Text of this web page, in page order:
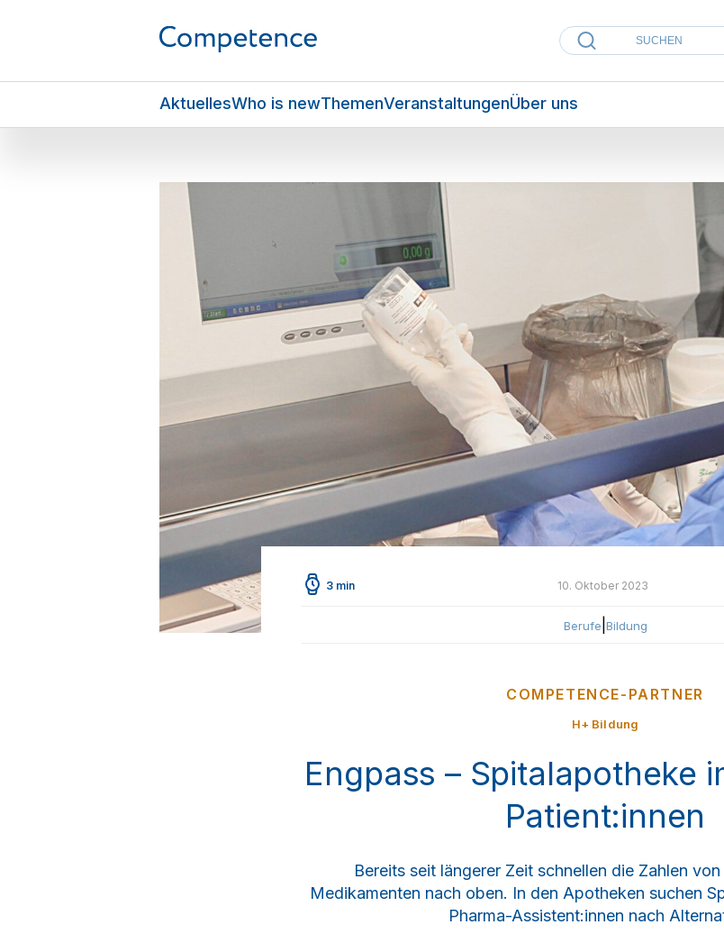
AktuellesWho is newThemenVeranstaltungenÜber uns
3 min 10. Oktober 2023
Berufe Bildung
COMPETENCE-PARTNER
H+ Bildung
Engpass – Spitalapotheke
Patient:innen
Bereits seit längerer Zeit schnellen die Zahlen
Medikamenten nach oben. In den Apotheken suchen
Pharma-Assistent:innen nach